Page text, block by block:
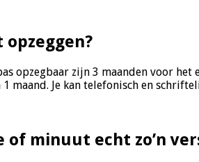
opzegbaar zijn 3 maanden voor
maand. Je kan telefonisch en
minuut echt zo’n